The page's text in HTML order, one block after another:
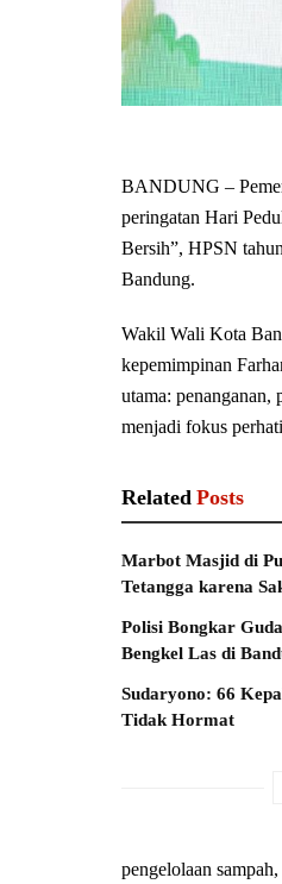
BANDUNG –
peringatan Hari
Bersih”, HPSN
Bandung.
Wakil Wali Kota
kepemimpinan
utama: penanganan,
menjadi fokus
Related Posts
Marbot Masjid di
Tetangga karena
Polisi Bongkar
Bengkel Las di
Sudaryono: 66
Tidak Hormat
pengelolaan